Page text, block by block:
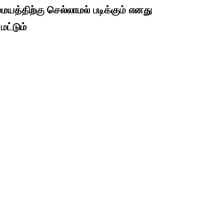
செல்லாமல் படிக்கும் எனது